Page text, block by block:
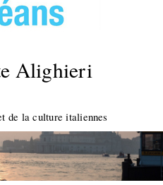
Alighieri
de la culture italiennes